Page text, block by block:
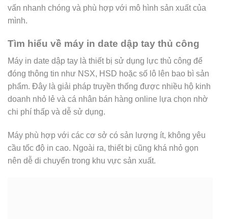
vấn nhanh chóng và phù hợp với mô hình sản xuất của
mình.
Tìm hiểu về máy in date dập tay thủ công
Máy in date dập tay là thiết bị sử dụng lực thủ công để
đóng thông tin như NSX, HSD hoặc số lô lên bao bì sản
phẩm. Đây là giải pháp truyền thống được nhiều hộ kinh
doanh nhỏ lẻ và cá nhân bán hàng online lựa chọn nhờ
chi phí thấp và dễ sử dụng.
Máy phù hợp với các cơ sở có sản lượng ít, không yêu
cầu tốc độ in cao. Ngoài ra, thiết bị cũng khá nhỏ gọn
nên dễ di chuyển trong khu vực sản xuất.